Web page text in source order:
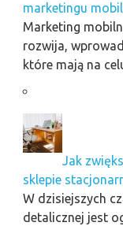
marketingu
Marketing
rozwija,
które mają na
Jak
sklepie
W dzisiejszych
detalicznej jest